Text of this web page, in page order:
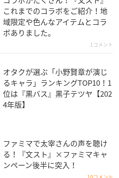
これまでのコラボをご紹介！地
域限定や色んなアイテムとコラ
ボありました。
1コメント
オタクが選ぶ「小野賢章が演じ
るキャラ」ランキングTOP10！1
位は『黒バス』黒子テツヤ【202
4年版】
ファミマで太宰さんの声を聴け
る！『文スト』×ファミマキャ
ンペーン後半に突入！